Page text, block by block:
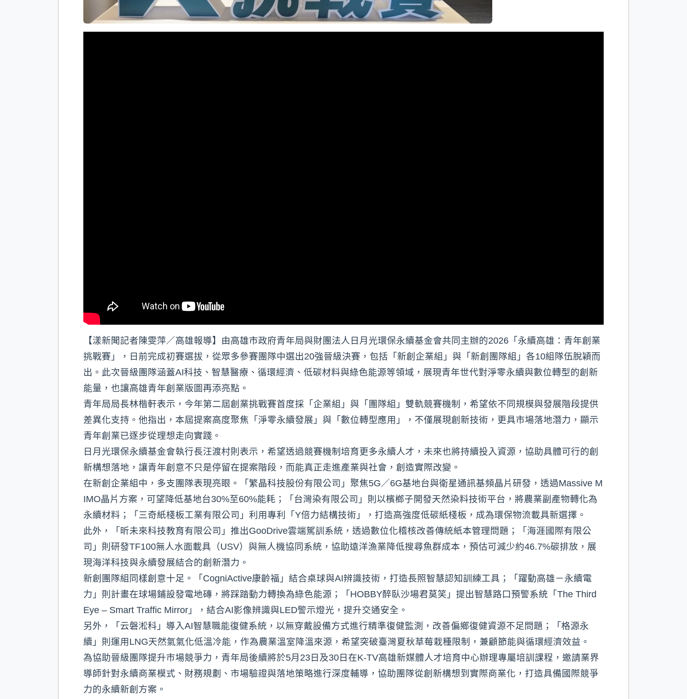
【漾新聞記者陳雯萍／高雄報導】由高雄市政府青年局與財團法人日月光環保永續基金會共同主辦的2026「永續高雄：青年創業
挑戰賽」，日前完成初賽選拔，從眾多參賽團隊中選出20強晉級決賽，包括「新創企業組」與「新創團隊組」各10組隊伍脫穎而
出。此次晉級團隊涵蓋AI科技、智慧醫療、循環經濟、低碳材料與綠色能源等領域，展現青年世代對淨零永續與數位轉型的創新
能量，也讓高雄青年創業版圖再添亮點。
青年局局長林楷軒表示，今年第二屆創業挑戰賽首度採「企業組」與「團隊組」雙軌競賽機制，希望依不同規模與發展階段提供
差異化支持。他指出，本屆提案高度聚焦「淨零永續發展」與「數位轉型應用」，不僅展現創新技術，更具市場落地潛力，顯示
青年創業已逐步從理想走向實踐。
日月光環保永續基金會執行長汪渡村則表示，希望透過競賽機制培育更多永續人才，未來也將持續投入資源，協助具體可行的創
新構想落地，讓青年創意不只是停留在提案階段，而能真正走進產業與社會，創造實際改變。
在新創企業組中，多支團隊表現亮眼。「繁晶科技股份有限公司」聚焦5G／6G基地台與衛星通訊基頻晶片研發，透過Massive M
IMO晶片方案，可望降低基地台30%至60%能耗；「台灣染有限公司」則以檳榔子開發天然染料技術平台，將農業副產物轉化為
永續材料；「三奇紙棧板工業有限公司」利用專利「Y倍力結構技術」，打造高強度低碳紙棧板，成為環保物流載具新選擇。
此外，「昕未來科技教育有限公司」推出GooDrive雲端駕訓系統，透過數位化稽核改善傳統紙本管理問題；「海涯國際有限公
司」則研發TF100無人水面載具（USV）與無人機協同系統，協助遠洋漁業降低搜尋魚群成本，預估可減少約46.7%碳排放，展
現海洋科技與永續發展結合的創新潛力。
新創團隊組同樣創意十足。「CogniActive康齡福」結合桌球與AI辨識技術，打造長照智慧認知訓練工具；「躍動高雄－永續電
力」則計畫在球場鋪設發電地磚，將踩踏動力轉換為綠色能源；「HOBBY醉臥沙場君莫笑」提出智慧路口預警系統「The Third
Eye – Smart Traffic Mirror」，結合AI影像辨識與LED警示燈光，提升交通安全。
另外，「云磐淞科」導入AI智慧職能復健系統，以無穿戴設備方式進行精準復健監測，改善偏鄉復健資源不足問題；「格源永
續」則運用LNG天然氣氣化低溫冷能，作為農業溫室降溫來源，希望突破臺灣夏秋草莓栽種限制，兼顧節能與循環經濟效益。
為協助晉級團隊提升市場競爭力，青年局後續將於5月23日及30日在K-TV高雄新媒體人才培育中心辦理專屬培訓課程，邀請業界
導師針對永續商業模式、財務規劃、市場驗證與落地策略進行深度輔導，協助團隊從創新構想到實際商業化，打造具備國際競爭
力的永續新創方案。